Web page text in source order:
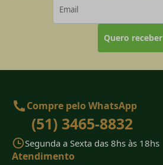
Quero receber
Compre pelo WhatsApp
(51) 3465-8832
Segunda a Sexta das 8hs às 18hs
Atendimento